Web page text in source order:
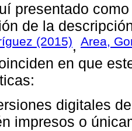
presentado
de la
(2015), Area,
en que
digitales
impresos o